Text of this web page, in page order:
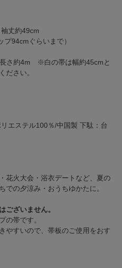
丈約49cm
94cmぐらいまで）
さ約4m ※白の帯は幅約45cmと
ださい。
エステル100％/中国製 下駄：台
花火大会・浴衣デートなど、夏の
での夕涼み・おうちゆかたに。
ございません。
の帯です。
やすいので、帯板のご使用をおす